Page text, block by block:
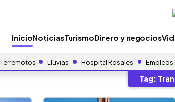
InicioNoticiasTurismoDinero y negocios
Terremotos Lluvias Hospital Rosales Empleos
Tag: